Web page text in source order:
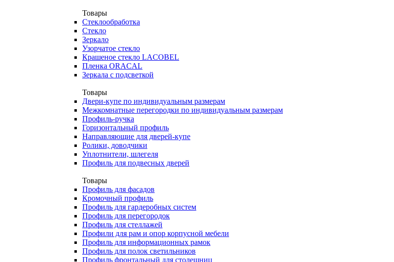
Товары
Стеклообработка
Стекло
Зеркало
Узорчатое стекло
Крашеное стекло LACOBEL
Пленка ORACAL
Зеркала с подсветкой
Товары
Двери-купе по индивидуальным размерам
Межкомнатные перегородки по индивидуальным размерам
Профиль-ручка
Горизонтальный профиль
Направляющие для дверей-купе
Ролики, доводчики
Уплотнители, шлегеля
Профиль для подвесных дверей
Товары
Профиль для фасадов
Кромочный профиль
Профиль для гардеробных систем
Профиль для перегородок
Профиль для стеллажей
Профили для рам и опор корпусной мебели
Профиль для информационных рамок
Профиль для полок светильников
Профиль фронтальный для столешниц